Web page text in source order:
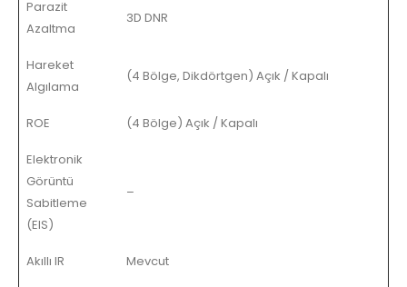
Parazit
Azaltma
3D DNR
Hareket
Algılama
(4 Bölge, Dikdörtgen) Açık / Kapalı
ROE (4 Bölge) Açık / Kapalı
Elektronik
Görüntü
Sabitleme
(EIS)
–
Akıllı IR Mevcut